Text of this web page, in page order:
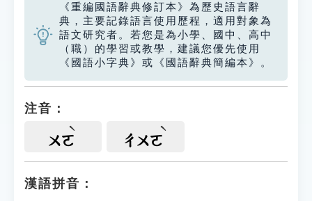
《重編國語辭典修訂本》為歷史語言辭
典，主要記錄語言使用歷程，適用對象為
語文研究者。若您是為小學、國中、高中
（職）的學習或教學，建議您優先使用
《國語小字典》或《國語辭典簡編本》。
注音：
ㄨㄛ ㄔㄨㄛ
漢語拼音：